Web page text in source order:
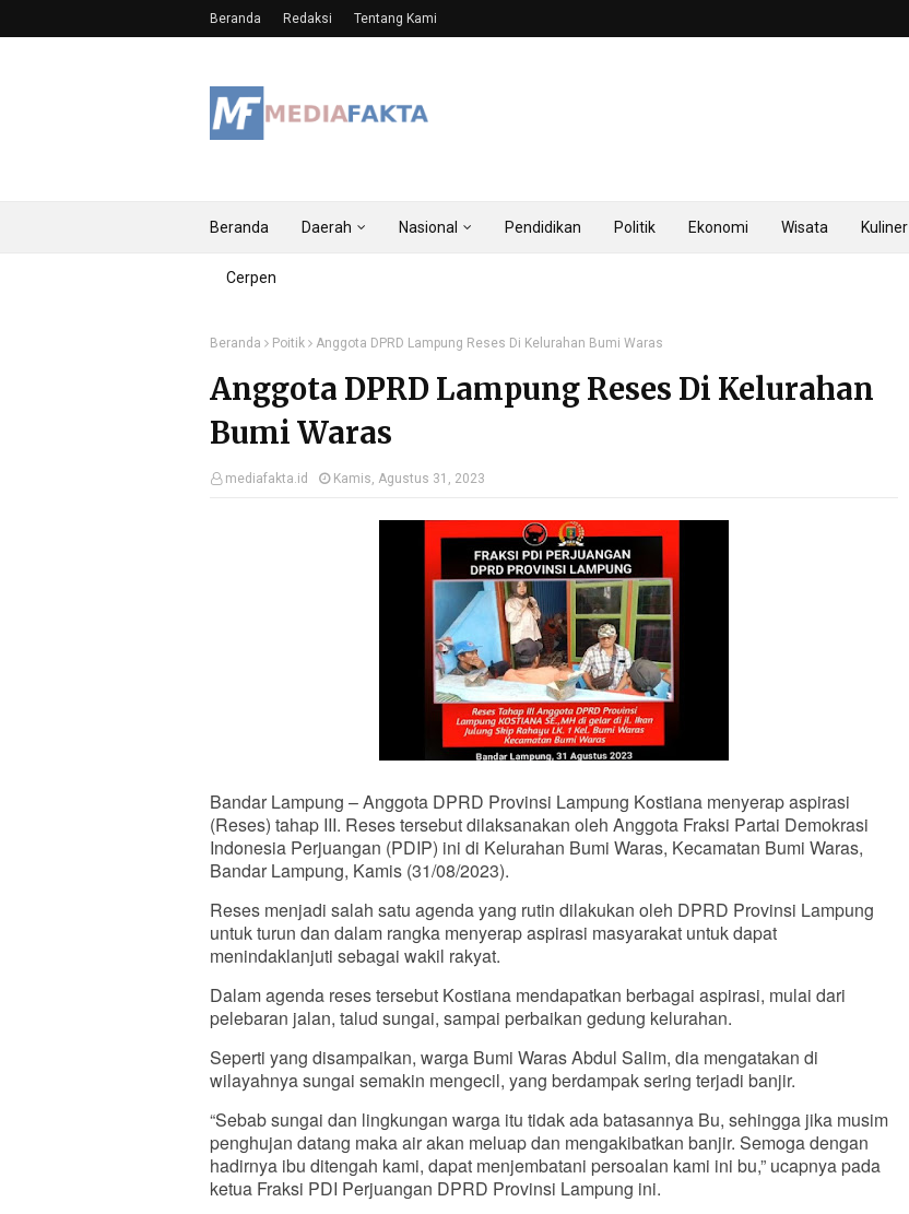
Beranda Redaksi Tentang Kami
Beranda Daerah Nasional Pendidikan Politik Ekonomi Wisata Kuliner
Cerpen
Beranda Poitik Anggota DPRD Lampung Reses Di Kelurahan Bumi Waras
Anggota DPRD Lampung Reses Di Kelurahan
Bumi Waras
mediafakta.id Kamis, Agustus 31, 2023
Bandar Lampung – Anggota DPRD Provinsi Lampung Kostiana menyerap aspirasi
(Reses) tahap III. Reses tersebut dilaksanakan oleh Anggota Fraksi Partai Demokrasi
Indonesia Perjuangan (PDIP) ini di Kelurahan Bumi Waras, Kecamatan Bumi Waras,
Bandar Lampung, Kamis (31/08/2023).
Reses menjadi salah satu agenda yang rutin dilakukan oleh DPRD Provinsi Lampung
untuk turun dan dalam rangka menyerap aspirasi masyarakat untuk dapat
menindaklanjuti sebagai wakil rakyat.
Dalam agenda reses tersebut Kostiana mendapatkan berbagai aspirasi, mulai dari
pelebaran jalan, talud sungai, sampai perbaikan gedung kelurahan.
Seperti yang disampaikan, warga Bumi Waras Abdul Salim, dia mengatakan di
wilayahnya sungai semakin mengecil, yang berdampak sering terjadi banjir.
“Sebab sungai dan lingkungan warga itu tidak ada batasannya Bu, sehingga jika musim
penghujan datang maka air akan meluap dan mengakibatkan banjir. Semoga dengan
hadirnya ibu ditengah kami, dapat menjembatani persoalan kami ini bu,” ucapnya pada
ketua Fraksi PDI Perjuangan DPRD Provinsi Lampung ini.